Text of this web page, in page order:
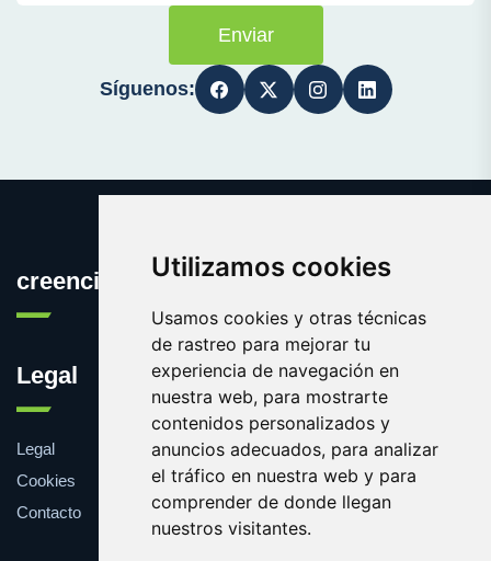
Utilizamos cookies
Usamos cookies y otras técnicas
de rastreo para mejorar tu
experiencia de navegación en
nuestra web, para mostrarte
contenidos personalizados y
anuncios adecuados, para analizar
el tráfico en nuestra web y para
comprender de donde llegan
nuestros visitantes.
Enviar
Síguenos:
creencia.es
Legal
Legal
Cookies
Contacto